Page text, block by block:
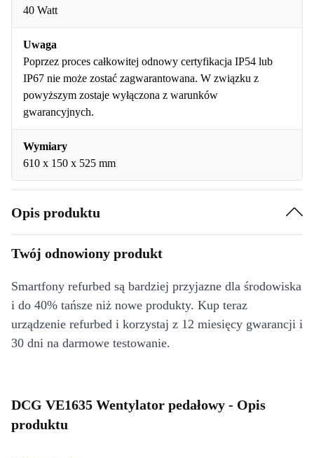
40 Watt
Uwaga
Poprzez proces całkowitej odnowy certyfikacja IP54 lub
IP67 nie może zostać zagwarantowana. W związku z
powyższym zostaje wyłączona z warunków
gwarancyjnych.
Wymiary
610 x 150 x 525 mm
Opis produktu
Twój odnowiony produkt
Smartfony refurbed są bardziej przyjazne dla środowiska
i do 40% tańsze niż nowe produkty. Kup teraz
urządzenie refurbed i korzystaj z 12 miesięcy gwarancji i
30 dni na darmowe testowanie.
DCG VE1635 Wentylator pedałowy - Opis
produktu